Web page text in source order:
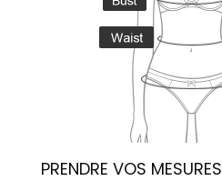
PRENDRE VOS MESURES